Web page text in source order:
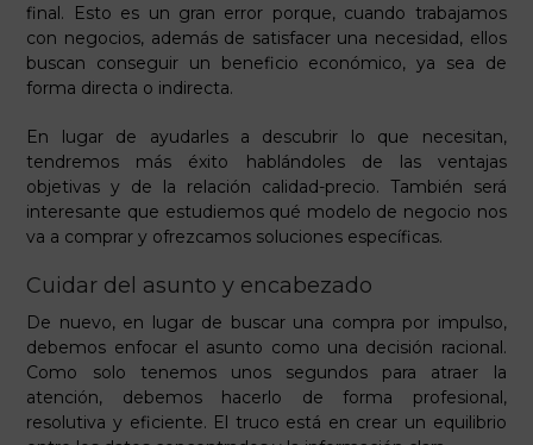
final. Esto es un gran error porque, cuando trabajamos
con negocios, además de satisfacer una necesidad, ellos
buscan conseguir un beneficio económico, ya sea de
forma directa o indirecta.
En lugar de ayudarles a descubrir lo que necesitan,
tendremos más éxito hablándoles de las ventajas
objetivas y de la relación calidad-precio. También será
interesante que estudiemos qué modelo de negocio nos
va a comprar y ofrezcamos soluciones específicas.
Cuidar del asunto y encabezado
De nuevo, en lugar de buscar una compra por impulso,
debemos enfocar el asunto como una decisión racional.
Como solo tenemos unos segundos para atraer la
atención, debemos hacerlo de forma profesional,
resolutiva y eficiente. El truco está en crear un equilibrio